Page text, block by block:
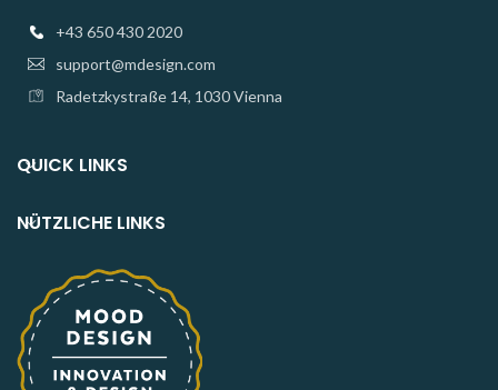
+43 650 430 2020
support@mdesign.com
Radetzkystraße 14, 1030 Vienna
QUICK LINKS
NÜTZLICHE LINKS